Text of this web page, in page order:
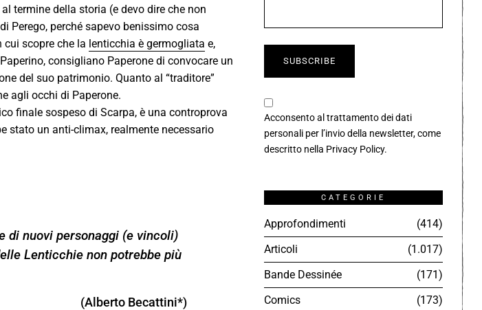
termine della storia (e devo dire che non
Perego, perché sapevo benissimo cosa
scopre che la lenticchia è germogliata e,
consigliano Paperone di convocare un
del suo patrimonio. Quanto al “traditore”
agli occhi di Paperone.
finale sospeso di Scarpa, è una controprova
stato un anti-climax, realmente necessario
di nuovi personaggi (e vincoli)
Lenticchie non potrebbe più
(Alberto Becattini*)
Acconsento al trattamento dei dati
personali per l’invio della newsletter, come
descritto nella Privacy Policy.
CATEGORIE
Approfondimenti
414
Articoli
1.017
Bande Dessinée
171
Comics
173